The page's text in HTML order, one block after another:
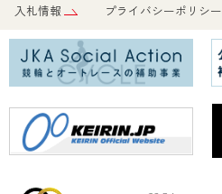
入札情報 プライバシーポリシー